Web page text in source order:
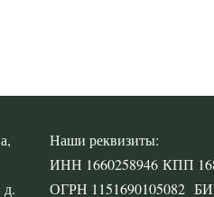
д.
Наши реквизиты:
ИНН 1660258946 КПП
ОГРН 1151690105082